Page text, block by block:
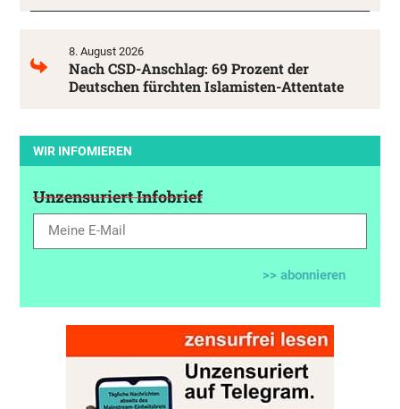
8. August 2026
Nach CSD-Anschlag: 69 Prozent der
Deutschen fürchten Islamisten-Attentate
WIR INFOMIEREN
Unzensuriert Infobrief
>> abonnieren